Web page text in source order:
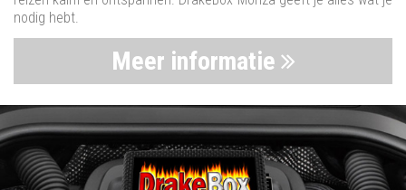
nodig hebt.
Meer informatie